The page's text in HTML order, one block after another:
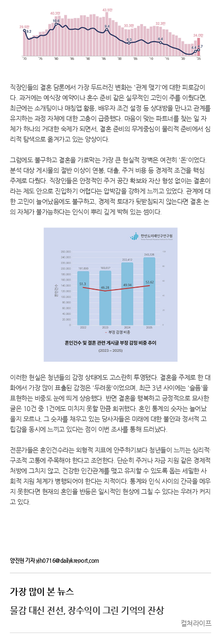
직장인들의 결혼 담론에서 가장 두드러진 변화는 '관계 맺기'에 대한 피로감이
다. 과거에는 예식장 예약이나 혼수 준비 같은 실무적인 고민이 주를 이뤘다면,
최근에는 소개팅이나 매칭앱 활용, 배우자 조건 설정 등 상대방을 만나고 관계를
유지하는 과정 자체에 대한 고충이 급증했다. 마음이 맞는 파트너를 찾는 일 자
체가 하나의 거대한 숙제가 되면서, 결혼 준비의 무게중심이 물리적 준비에서 심
리적 탐색으로 옮겨가고 있는 양상이다.
그럼에도 불구하고 결혼을 가로막는 가장 큰 현실적 장벽은 여전히 '돈'이었다.
분석 대상 게시물의 절반 이상이 연봉, 대출, 주거 비용 등 경제적 조건을 핵심
주제로 다뤘다. 직장인들은 안정적인 주거 공간 확보와 자산 형성 없이는 결혼이
라는 제도 안으로 진입하기 어렵다는 압박감을 강하게 느끼고 있었다. 관계에 대
한 고민이 늘어났음에도 불구하고, 경제적 토대가 뒷받침되지 않는다면 결혼 논
의 자체가 불가능하다는 인식이 뿌리 깊게 박혀 있는 셈이다.
이러한 현실은 청년들의 감정 상태에도 고스란히 투영됐다. 결혼을 주제로 한 대
화에서 가장 많이 표출된 감정은 '두려움'이었으며, 최근 3년 사이에는 '슬픔'을
표현하는 비중도 눈에 띄게 상승했다. 반면 결혼을 행복하고 긍정적으로 묘사한
글은 10건 중 1건에도 미치지 못할 만큼 희귀했다. 혼인 통계의 숫자는 늘어났
을지 모르나, 그 숫자를 채우고 있는 당사자들은 미래에 대한 불안과 정서적 고
립감을 동시에 느끼고 있다는 점이 이번 조사를 통해 드러났다.
전문가들은 혼인건수라는 외형적 지표에 안주하기보다 청년들이 느끼는 심리적·
구조적 고통에 주목해야 한다고 조언한다. 단순히 주거나 자금 지원 같은 경제적
처방에 그치지 않고, 건강한 인간관계를 맺고 유지할 수 있도록 돕는 세밀한 사
회적 지원 체계가 병행되어야 한다는 지적이다. 통계와 인식 사이의 간극을 메우
지 못한다면 현재의 혼인율 반등은 일시적인 현상에 그칠 수 있다는 우려가 커지
고 있다.
양진현 기자 yjh0716@dailykreport.com
가장 많이 본 뉴스
물감 대신 전선, 장수익이 그린 기억의 잔상
컬쳐라이프